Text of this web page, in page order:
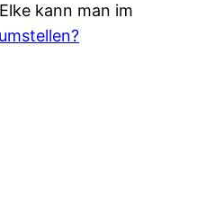
kann man im